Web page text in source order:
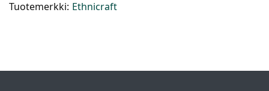
Tuotemerkki: Ethnicraft